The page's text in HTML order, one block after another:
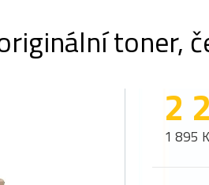
toner,
2
1 895